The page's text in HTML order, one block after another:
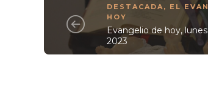
DESTACADA , EL
HOY
Evangelio de hoy,
2023